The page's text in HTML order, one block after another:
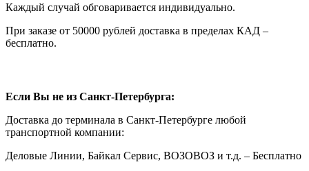
Каждый случай обговаривается индивидуально.
При заказе от 50000 рублей доставка в пределах КАД –
бесплатно.
Если Вы не из Санкт-Петербурга:
Доставка до терминала в Санкт-Петербурге любой
транспортной компании:
Деловые Линии, Байкал Сервис, ВОЗОВОЗ и т.д. – Бесплатно